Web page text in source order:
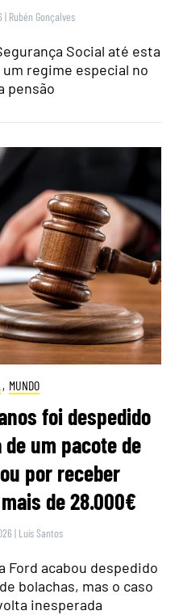
| Rubén Gonçalves
Social até esta
regime especial no
pensão
, MUNDO
foi despedido
um pacote de
por receber
de 28.000€
| Luís Santos
Ford acabou despedido
bolachas, mas o caso
inesperada